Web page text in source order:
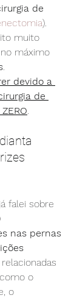
de
).
muito
máximo
.
devido a
de
.
falei sobre
nas pernas
o
o